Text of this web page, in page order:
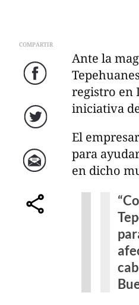
COMPARTIR
Facebook
Twitter
Correo
comparte
Ante la
registro en
iniciativa
El
para
en dicho